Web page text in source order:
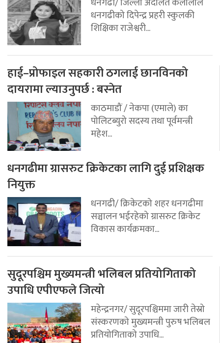
धनगढीको दिपेन्द्र प्रहरी स्कुलकी
शिक्षिका राजेश्वरी...
हाई–प्रोफाइल सहकारी ठगलाई छानविनको
दायरामा ल्याउनुपर्छ : बस्नेत
काठमाडौं / नेकपा (एमाले) का
पोलिटब्युरो सदस्य तथा पूर्वमन्त्री
महेश...
धनगढीमा ग्रासरुट क्रिकेटका लागि दुई प्रशिक्षक
नियुक्त
धनगढी/ क्रिकेटको शहर धनगढीमा
सञ्चालन भईरहेको ग्रासरुट क्रिकेट
विकास कार्यक्रमका...
सुदूरपश्चिम मुख्यमन्त्री भलिबल प्रतियोगिताको
उपाधि एपीएफले जित्यो
महेन्द्रनगर/ सुदूरपश्चिममा जारी तेस्रो
संस्करणको मुख्यमन्त्री पुरुष भलिबल
प्रतियोगिताको उपाधि...